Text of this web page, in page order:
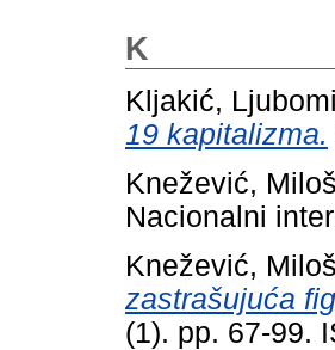
K
Kljakić,
19 kapitalizma.
Knežević, Miloš
Nacionalni
Knežević, Miloš
zastrašujuća
(1). pp. 67-99.